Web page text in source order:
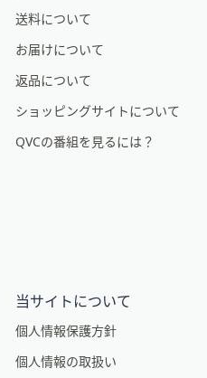
送料について
お届けについて
返品について
ショッピングサイトについて
QVCの番組を見るには？
当サイトについて
個人情報保護方針
個人情報の取扱い